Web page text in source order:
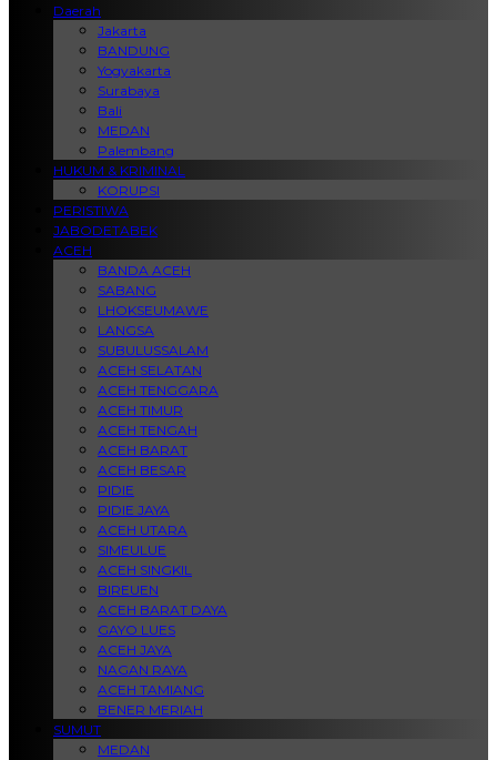
Daerah
Jakarta
BANDUNG
Yogyakarta
Surabaya
Bali
MEDAN
Palembang
HUKUM & KRIMINAL
KORUPSI
PERISTIWA
JABODETABEK
ACEH
BANDA ACEH
SABANG
LHOKSEUMAWE
LANGSA
SUBULUSSALAM
ACEH SELATAN
ACEH TENGGARA
ACEH TIMUR
ACEH TENGAH
ACEH BARAT
ACEH BESAR
PIDIE
PIDIE JAYA
ACEH UTARA
SIMEULUE
ACEH SINGKIL
BIREUEN
ACEH BARAT DAYA
GAYO LUES
ACEH JAYA
NAGAN RAYA
ACEH TAMIANG
BENER MERIAH
SUMUT
MEDAN